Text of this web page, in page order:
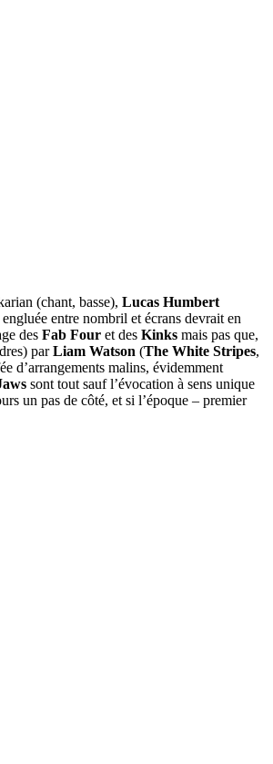
(chant, basse), Lucas Humbert
entre nombril et écrans devrait en
des Fab Four et des Kinks mais pas que,
parLiam Watson (The White Stripes,
d’arrangements malins, évidemment
sont tout sauf l’évocation à sens unique
un pas de côté, et si l’époque – premier